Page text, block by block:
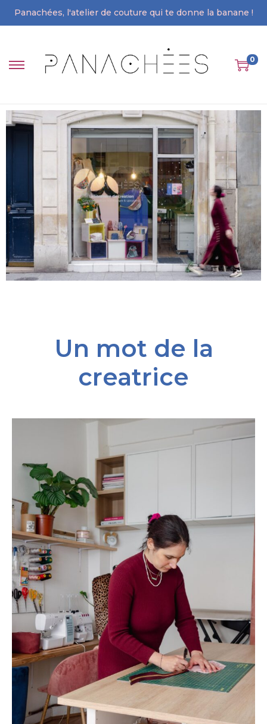
Panachées, l'atelier de couture qui te donne la banane !
0
Un mot de la
creatrice